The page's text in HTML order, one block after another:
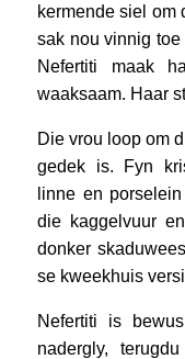
kermende siel om
sak nou vinnig toe
Nefertiti maak
waaksaam. Haar
Die vrou loop om
gedek is. Fyn
linne en
die kaggelvuur
donker
se kweekhuis
Nefertiti is
nadergly,